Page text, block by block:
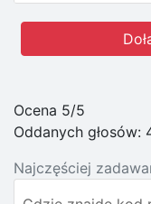
Ocena 5/5
Oddanych głosów:
Najczęściej